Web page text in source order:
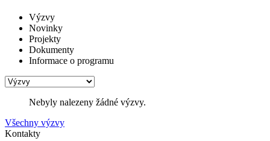
Výzvy
Novinky
Projekty
Dokumenty
Informace o programu
Nebyly nalezeny žádné výzvy.
Všechny výzvy
Kontakty